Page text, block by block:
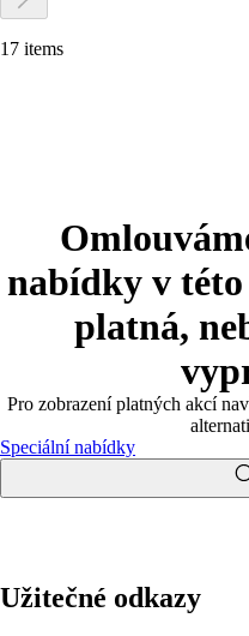
17 items
nabídky v
platná,
Pro zobrazení platných akcí
Speciální nabídky
Užitečné odkazy